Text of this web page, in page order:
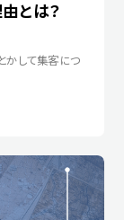
とは？
かして集客につ